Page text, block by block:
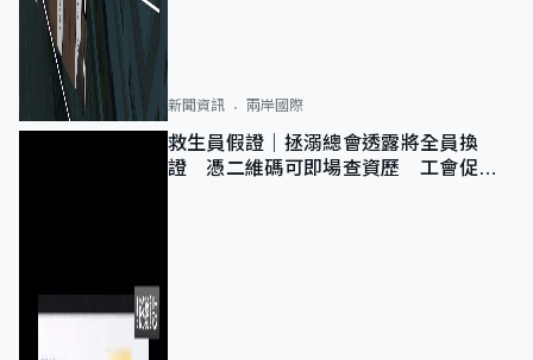
新聞資訊 兩岸國際
救生員假證｜拯溺總會透露將全員換
證 憑二維碼可即場查資歷 工會促加